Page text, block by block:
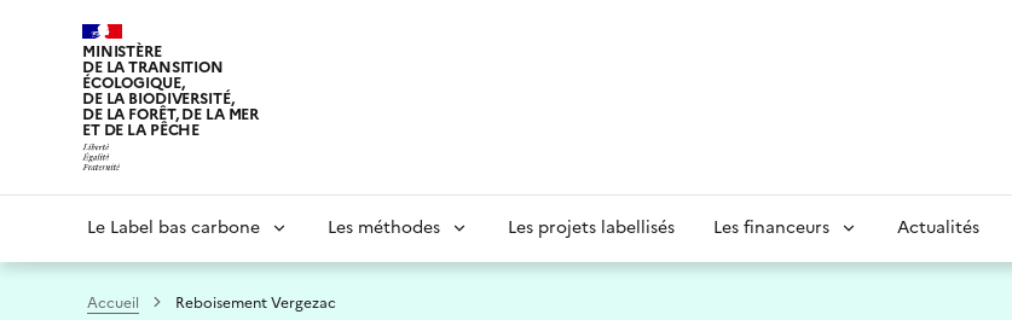
MINISTÈRE
DE LA TRANSITION
ÉCOLOGIQUE,
DE LA BIODIVERSITÉ,
DE LA FORÊT, DE LA MER
ET DE LA PÊCHE
principale
Le Label bas carbone Les méthodes Les projets labellisés Les financeurs Actualités
Accueil Reboisement Vergezac